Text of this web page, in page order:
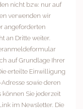
nicht bzw. nur auf
verwenden wir
angeforderten
an Dritte weiter.
auf Grundlage Ihrer
erteilte Einwilligung
sowie deren
Sie jederzeit
im Newsletter. Die